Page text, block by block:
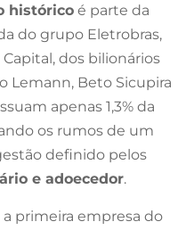
histórico é parte da
do grupo Eletrobras,
dos bilionários
Lemann, Beto Sicupira
apenas 1,3% da
os rumos de um
definido pelos
e adoecedor.
primeira empresa do